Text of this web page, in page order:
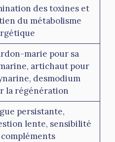
:Desmodium, Vitamine
par jour.
:Vitamine E, Curcuma
des toxines et
du métabolisme
marie pour sa
artichaut pour
desmodium
la régénération
persistante,
lente, sensibilité